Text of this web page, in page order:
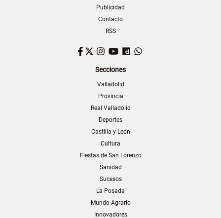
Publicidad
Contacto
RSS
Facebook
TwitterInstagram
YouTubeDailymotion
Secciones
Valladolid
Provincia
Real Valladolid
Deportes
Castilla y León
Cultura
Fiestas de San Lorenzo
Sanidad
Sucesos
La Posada
Mundo Agrario
Innovadores